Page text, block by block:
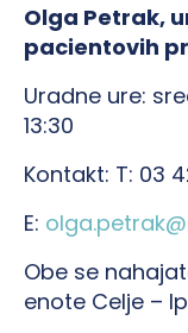
Olga Petrak,
pacientovih
Uradne ure:
13:30
Kontakt: T: 03
E:
Obe se
enote Celje –